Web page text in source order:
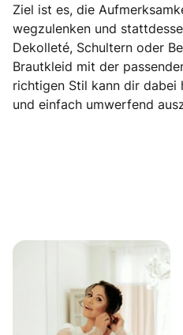
Ziel ist es, die
wegzulenken und
Dekolleté, Schultern oder
Brautkleid mit der
richtigen Stil kann dir dabei
und einfach umwerfend